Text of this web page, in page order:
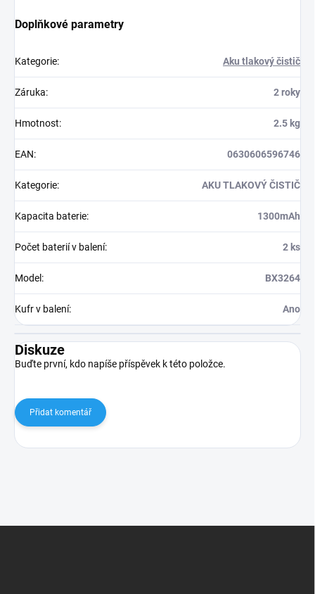
Doplňkové parametry
Kategorie: Aku tlakový čistič
Záruka: 2 roky
Hmotnost: 2.5 kg
EAN: 0630606596746
Kategorie: AKU TLAKOVÝ ČISTIČ
Kapacita baterie: 1300mAh
Počet baterií v balení: 2 ks
Model: BX3264
Kufr v balení: Ano
Diskuze
Buďte první, kdo napíše příspěvek k této položce.
Přidat komentář